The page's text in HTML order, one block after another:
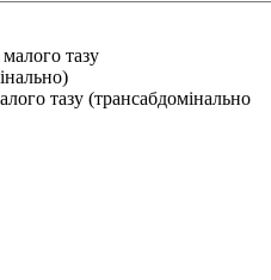
тазу
тазу (трансабдомінально